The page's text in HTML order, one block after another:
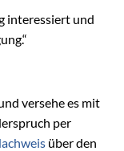
interessiert und
versehe es mit
per
über den